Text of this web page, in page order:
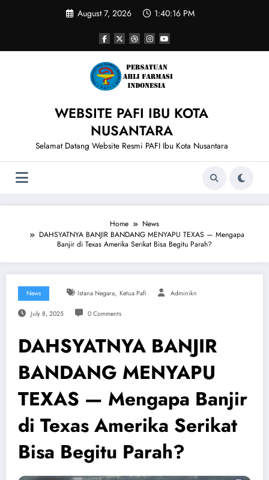
August 7, 2026 1:40:16 PM
WEBSITE PAFI IBU KOTA
NUSANTARA
Selamat Datang Website Resmi PAFI Ibu Kota Nusantara
Home
News
DAHSYATNYA BANJIR BANDANG MENYAPU TEXAS — Mengapa
Banjir di Texas Amerika Serikat Bisa Begitu Parah?
News Istana Negara, Ketua Pafi Adminikn
July 8, 2025 0 Comments
DAHSYATNYA BANJIR
BANDANG MENYAPU
TEXAS — Mengapa Banjir
di Texas Amerika Serikat
Bisa Begitu Parah?